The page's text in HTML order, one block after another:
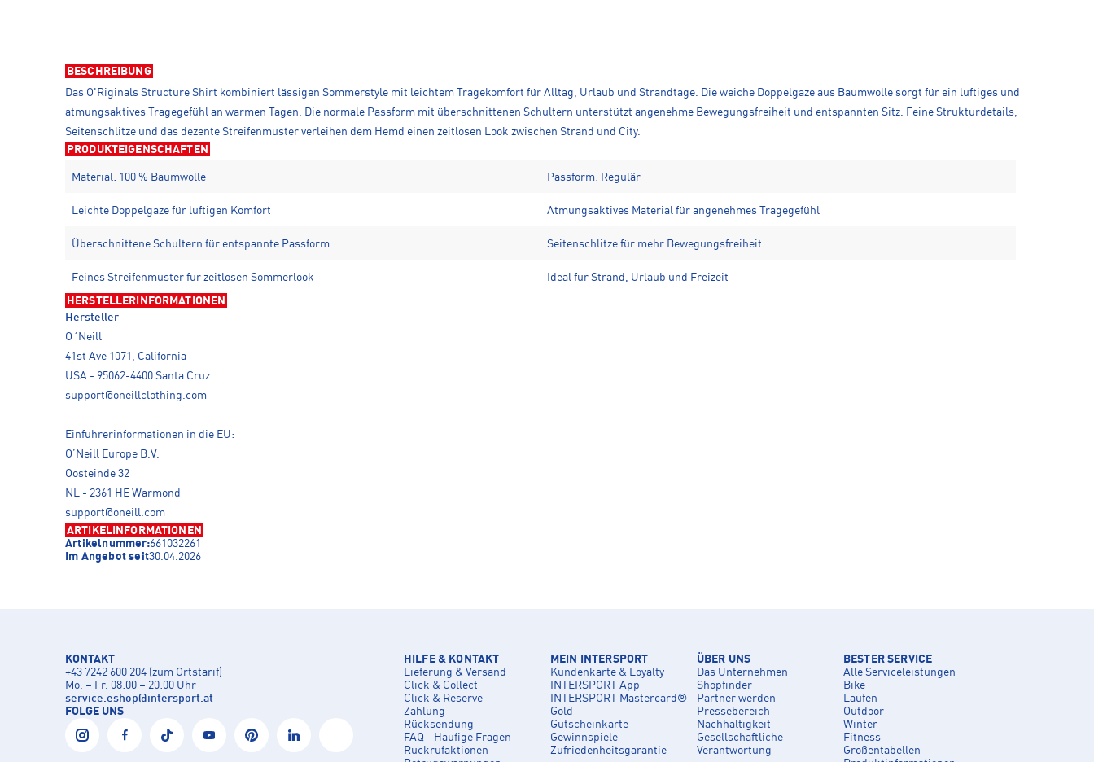
BESCHREIBUNG
Das O'Riginals Structure Shirt kombiniert lässigen Sommerstyle mit leichtem Tragekomfort für Alltag, Urlaub und Strandtage. Die weiche Doppelgaze aus Baumwolle sorgt für ein luftiges und
atmungsaktives Tragegefühl an warmen Tagen. Die normale Passform mit überschnittenen Schultern unterstützt angenehme Bewegungsfreiheit und entspannten Sitz. Feine Strukturdetails,
Seitenschlitze und das dezente Streifenmuster verleihen dem Hemd einen zeitlosen Look zwischen Strand und City.
PRODUKTEIGENSCHAFTEN
Material: 100 % Baumwolle Passform: Regulär
Leichte Doppelgaze für luftigen Komfort Atmungsaktives Material für angenehmes Tragegefühl
Überschnittene Schultern für entspannte Passform Seitenschlitze für mehr Bewegungsfreiheit
Feines Streifenmuster für zeitlosen Sommerlook Ideal für Strand, Urlaub und Freizeit
HERSTELLERINFORMATIONEN
Hersteller
O´Neill
41st Ave 1071, California
USA - 95062-4400 Santa Cruz
support@oneillclothing.com
Einführerinformationen in die EU:
O’Neill Europe B.V.
Oosteinde 32
NL - 2361 HE Warmond
support@oneill.com
ARTIKELINFORMATIONEN
Artikelnummer:661032261
Im Angebot seit30.04.2026
KONTAKT
+43 7242 600 204 (zum Ortstarif)
Mo. – Fr. 08:00 – 20:00 Uhr
service.eshop@intersport.at
FOLGE UNS
HILFE & KONTAKT
Lieferung & Versand
Click & Collect
Click & Reserve
Zahlung
Rücksendung
FAQ - Häufige Fragen
Rückrufaktionen
MEIN INTERSPORT
Kundenkarte & Loyalty
INTERSPORT App
INTERSPORT Mastercard®
Gold
Gutscheinkarte
Gewinnspiele
Zufriedenheitsgarantie
ÜBER UNS
Das Unternehmen
Shopfinder
Partner werden
Pressebereich
Nachhaltigkeit
Gesellschaftliche
Verantwortung
BESTER SERVICE
Alle Serviceleistungen
Bike
Laufen
Outdoor
Winter
Fitness
Größentabellen